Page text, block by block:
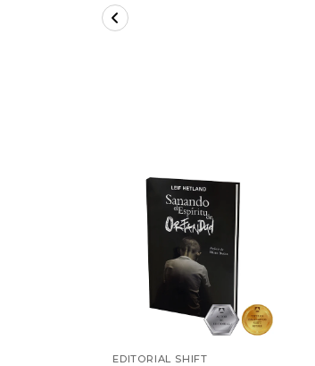
EDITORIAL SHIFT